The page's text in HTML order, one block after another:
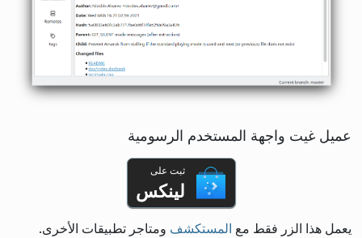
عميل غيت واجهة المستخدم الرسومية
ثبت على
لينكس
يعمل هذا الزر فقط مع المستكشف ومتاجر تطبيقات الأخرى.